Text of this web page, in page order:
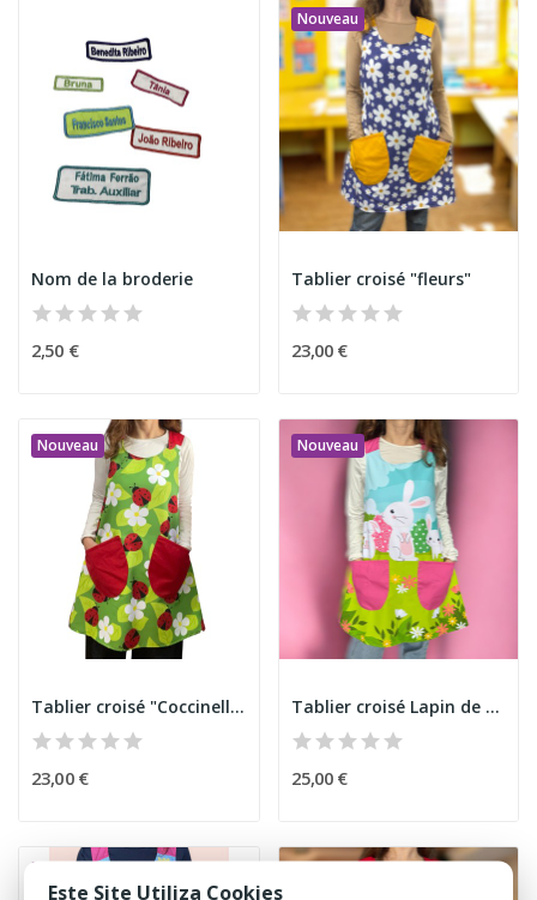
Nom de la broderie
2,50 €
Nouveau
Tablier croisé "fleurs"
23,00 €
Nouveau
Tablier croisé "Coccinelles"
23,00 €
Nouveau
Tablier croisé Lapin de Pâques
25,00 €
Este Site Utiliza Cookies